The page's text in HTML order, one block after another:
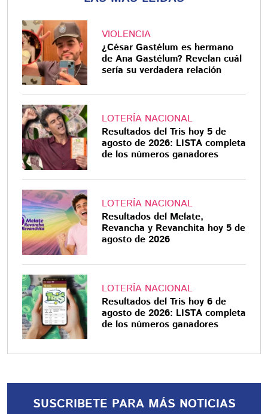
VIOLENCIA
¿César Gastélum es hermano
de Ana Gastélum? Revelan cuál
sería su verdadera relación
LOTERÍA NACIONAL
Resultados del Tris hoy 5 de
agosto de 2026: LISTA completa
de los números ganadores
LOTERÍA NACIONAL
Resultados del Melate,
Revancha y Revanchita hoy 5 de
agosto de 2026
LOTERÍA NACIONAL
Resultados del Tris hoy 6 de
agosto de 2026: LISTA completa
de los números ganadores
SUSCRIBETE PARA MÁS NOTICIAS